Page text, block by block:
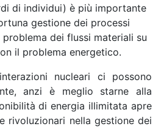
di individui) è più importante
gestione dei processi
dei flussi materiali su
il problema energetico.
nucleari ci possono
anzi è meglio starne alla
di energia illimitata apre
rivoluzionari nella gestione dei